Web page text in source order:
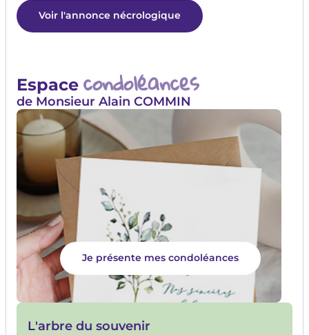
Voir l'annonce nécrologique
Espace condoléances
de Monsieur Alain COMMIN
Je présente mes condoléances
L'arbre du souvenir